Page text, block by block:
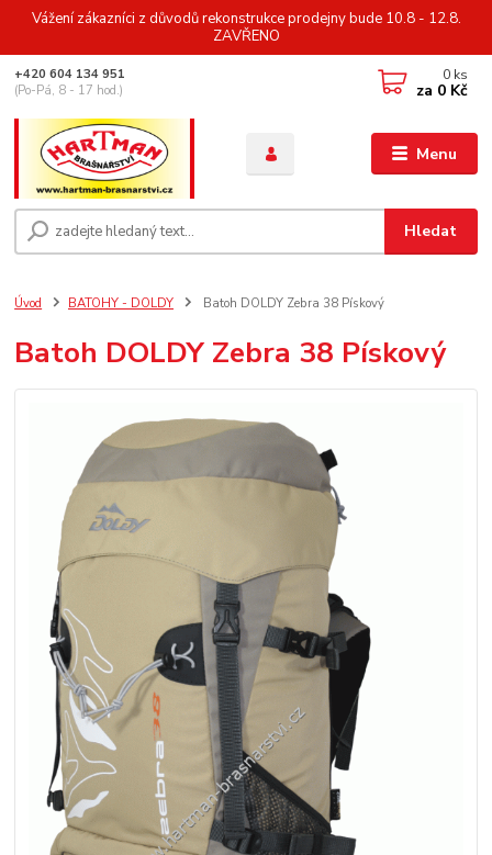
Vážení zákazníci z důvodů rekonstrukce prodejny bude 10.8 - 12.8.
ZAVŘENO
Menu
Hledat
+420 604 134 951
(Po-Pá, 8 - 17 hod.)
0 ks
za 0 Kč
Úvod BATOHY - DOLDY Batoh DOLDY Zebra 38 Pískový
Batoh DOLDY Zebra 38 Pískový